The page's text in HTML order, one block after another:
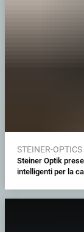
STEINER-OPTICS
Steiner Optik
intelligenti per la